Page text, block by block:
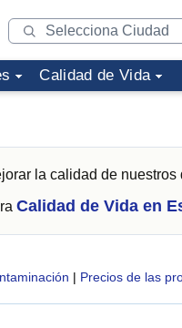
Calidad de Vida
la calidad de nuestros
Calidad de Vida en
| Precios de las